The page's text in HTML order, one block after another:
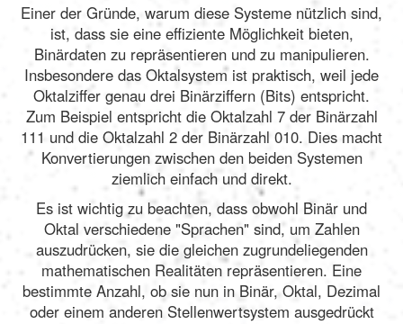
Einer der Gründe, warum diese Systeme nützlich sind,
ist, dass sie eine effiziente Möglichkeit bieten,
Binärdaten zu repräsentieren und zu manipulieren.
Insbesondere das Oktalsystem ist praktisch, weil jede
Oktalziffer genau drei Binärziffern (Bits) entspricht.
Zum Beispiel entspricht die Oktalzahl 7 der Binärzahl
111 und die Oktalzahl 2 der Binärzahl 010. Dies macht
Konvertierungen zwischen den beiden Systemen
ziemlich einfach und direkt.
Es ist wichtig zu beachten, dass obwohl Binär und
Oktal verschiedene "Sprachen" sind, um Zahlen
auszudrücken, sie die gleichen zugrundeliegenden
mathematischen Realitäten repräsentieren. Eine
bestimmte Anzahl, ob sie nun in Binär, Oktal, Dezimal
oder einem anderen Stellenwertsystem ausgedrückt